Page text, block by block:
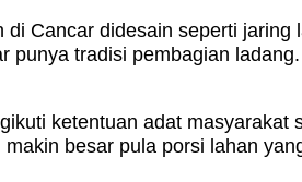
di Cancar didesain seperti
punya tradisi pembagian
ketentuan adat
besar pula porsi lahan